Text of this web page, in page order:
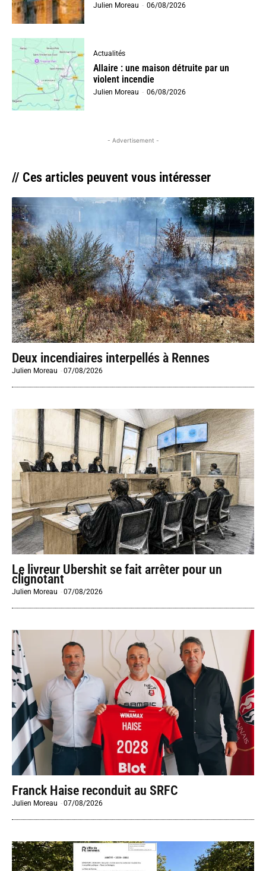
Julien Moreau - 06/08/2026
Actualités
Allaire : une maison détruite par un
violent incendie
Julien Moreau - 06/08/2026
- Advertisement -
// Ces articles peuvent vous intéresser
Deux incendiaires interpellés à Rennes
Julien Moreau -07/08/2026
Le livreur Ubershit se fait arrêter pour un
clignotant
Julien Moreau -07/08/2026
Franck Haise reconduit au SRFC
Julien Moreau -07/08/2026